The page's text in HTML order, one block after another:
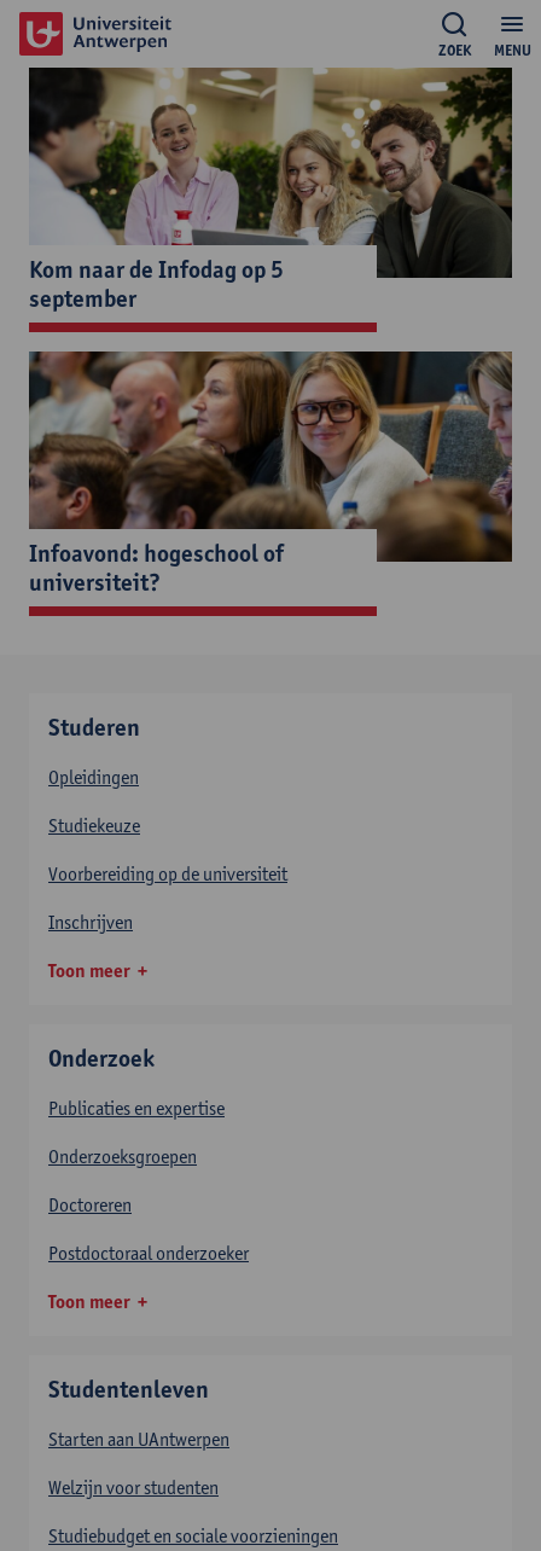
MENU
ZOEK
Kom naar de Infodag op 5
september
Infoavond: hogeschool of
universiteit?
Studeren
Opleidingen
Studiekeuze
Voorbereiding op de universiteit
Inschrijven
Toon meer
Onderzoek
Publicaties en expertise
Onderzoeksgroepen
Doctoreren
Postdoctoraal onderzoeker
Toon meer
Studentenleven
Starten aan UAntwerpen
Welzijn voor studenten
Studiebudget en sociale voorzieningen